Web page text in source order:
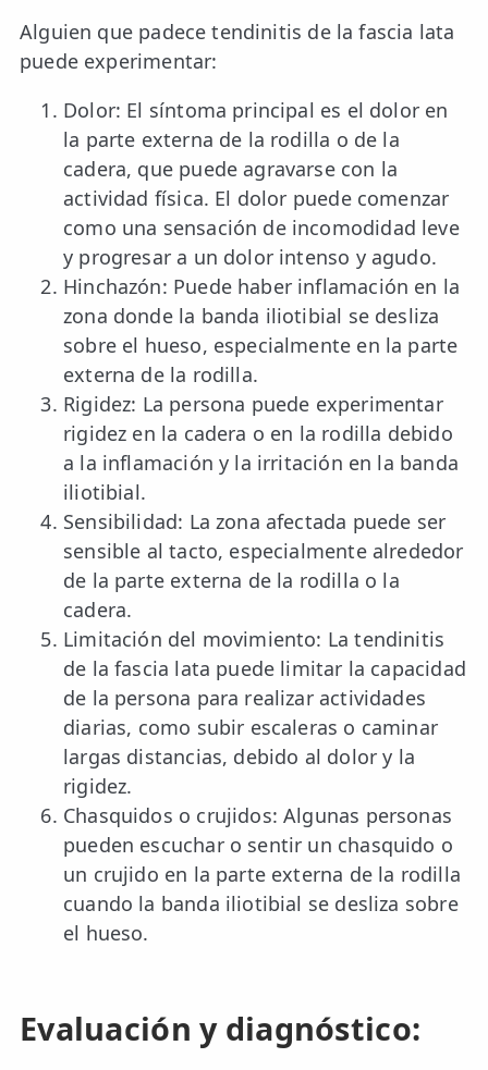
Tendinitis de Aquiles
Alguien que padece tendinitis de la fascia lata
puede experimentar:
Dolor: El síntoma principal es el dolor en
la parte externa de la rodilla o de la
cadera, que puede agravarse con la
actividad física. El dolor puede comenzar
como una sensación de incomodidad leve
y progresar a un dolor intenso y agudo.
Hinchazón: Puede haber inflamación en la
zona donde la banda iliotibial se desliza
sobre el hueso, especialmente en la parte
externa de la rodilla.
Rigidez: La persona puede experimentar
rigidez en la cadera o en la rodilla debido
a la inflamación y la irritación en la banda
iliotibial.
Sensibilidad: La zona afectada puede ser
sensible al tacto, especialmente alrededor
de la parte externa de la rodilla o la
cadera.
Limitación del movimiento: La tendinitis
de la fascia lata puede limitar la capacidad
de la persona para realizar actividades
diarias, como subir escaleras o caminar
largas distancias, debido al dolor y la
rigidez.
Chasquidos o crujidos: Algunas personas
pueden escuchar o sentir un chasquido o
un crujido en la parte externa de la rodilla
cuando la banda iliotibial se desliza sobre
el hueso.
Evaluación y diagnóstico: